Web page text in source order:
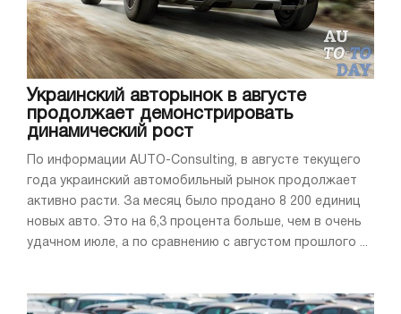
Украинский авторынок в августе
продолжает демонстрировать
динамический рост
По информации AUTO-Consulting, в августе текущего
года украинский автомобильный рынок продолжает
активно расти. За месяц было продано 8 200 единиц
новых авто. Это на 6,3 процента больше, чем в очень
удачном июле, а по сравнению с августом прошлого ...